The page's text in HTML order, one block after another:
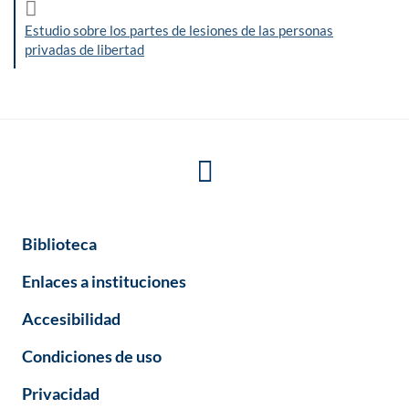
Estudio sobre los partes de lesiones de las personas
privadas de libertad
Biblioteca
Enlaces a instituciones
Accesibilidad
Condiciones de uso
Privacidad